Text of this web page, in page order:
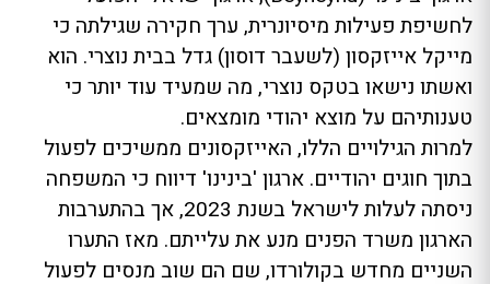
לחשיפת פעילות מיסיונרית, ערך חקירה שגילתה כי
מייקל אייזקסון (לשעבר דוסון) גדל בבית נוצרי. הוא
ואשתו נישאו בטקס נוצרי, מה שמעיד עוד יותר כי
טענותיהם על מוצא יהודי מומצאים.
למרות הגילויים הללו, האייזקסונים ממשיכים לפעול
בתוך חוגים יהודיים. ארגון 'בינינו' דיווח כי המשפחה
ניסתה לעלות לישראל בשנת 2023, אך בהתערבות
הארגון משרד הפנים מנע את עלייתם. מאז התערו
השניים מחדש בקולורדו, שם הם שוב מנסים לפעול